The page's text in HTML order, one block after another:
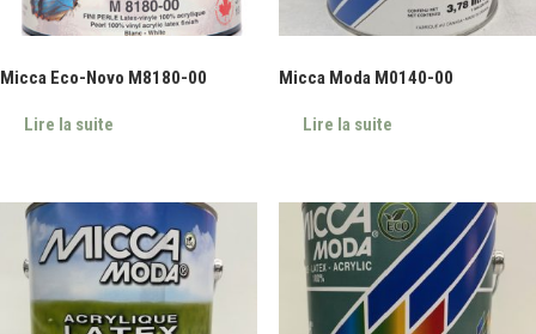
Micca Eco-Novo M8180-00
Lire la suite
Micca Moda M0140-00
Lire la suite